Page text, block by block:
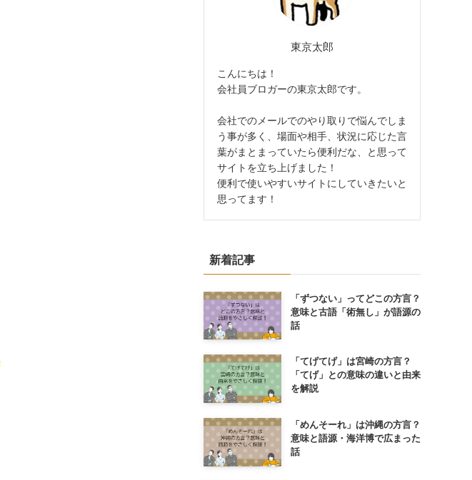
東京太郎
こんにちは！
会社員ブロガーの東京太郎です。
会社でのメールでのやり取りで悩んでしま
う事が多く、場面や相手、状況に応じた言
葉がまとまっていたら便利だな、と思って
サイトを立ち上げました！
便利で使いやすいサイトにしていきたいと
思ってます！
新着記事
「ずつない」ってどこの方言？
意味と古語「術無し」が語源の
話
「てげてげ」は宮崎の方言？
「てげ」との意味の違いと由来
を解説
「めんそーれ」は沖縄の方言？
意味と語源・海洋博で広まった
話